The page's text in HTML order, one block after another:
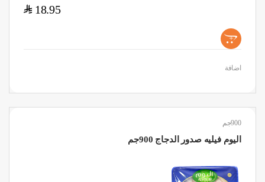
18.95
$
+
اضافة
900جم
اليوم فيليه صدور الدجاج 900جم